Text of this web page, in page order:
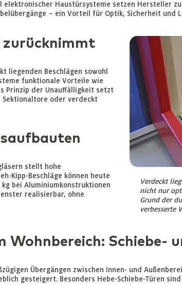
Haustürsysteme setzen Hersteller
– ein Vorteil für Optik, Sicherheit und
zurücknimmt
liegenden Beschlägen sowohl
funktionale Vorteile wie
Prinzip der Unauffälligkeit setzt
Sektionaltore oder verdeckt
stellt hohe
Kipp-Beschläge können heute
bei Aluminiumkonstruktionen
realisierbar, ohne
Verdeckt
nicht nur
Grund der
verbesserte
Wohnbereich: Schiebe-
Übergängen zwischen Innen- und
gesteigert. Besonders Hebe-Schiebe-Türen